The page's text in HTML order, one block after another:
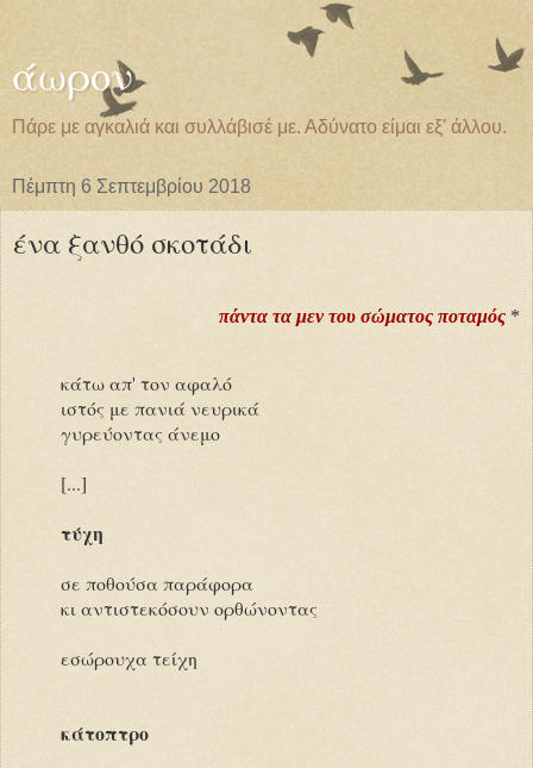
άωρον
Πάρε με αγκαλιά και συλλάβισέ με. Αδύνατο είμαι εξ' άλλου.
Πέμπτη 6 Σεπτεμβρίου 2018
ένα ξανθό σκοτάδι
πάντα τα μεν του σώματος ποταμός *
κάτω απ' τον αφαλό
ιστός με πανιά νευρικά
γυρεύοντας άνεμο
[...]
τύχη
σε ποθούσα παράφορα
κι αντιστεκόσουν ορθώνοντας
εσώρουχα τείχη
κάτοπτρο